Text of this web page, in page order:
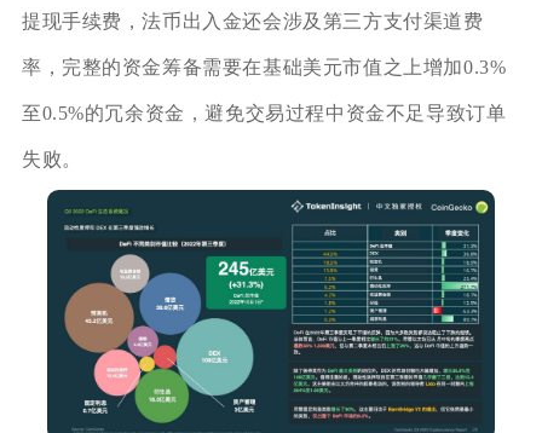
提现手续费，法币出入金还会涉及第三方支付渠道费
率，完整的资金筹备需要在基础美元市值之上增加0.3%
至0.5%的冗余资金，避免交易过程中资金不足导致订单
失败。